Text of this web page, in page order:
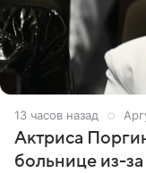
13 часов назад
Актриса
больнице из-